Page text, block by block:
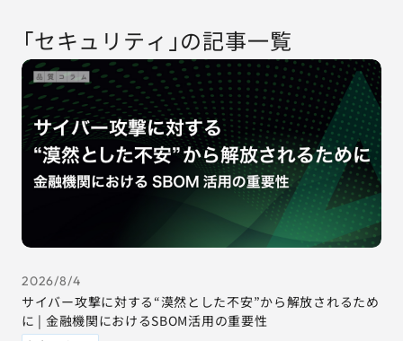
セミナー・イベント
事例紹介
品質コラム
会社情報
サービスお問い合わせ専用番号
03-6865-4864
「セキュリティ」の記事一覧
2026/8/4
サイバー攻撃に対する“漠然とした不安”から解放されるため
に | 金融機関におけるSBOM活用の重要性